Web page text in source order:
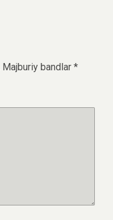
Majburiy bandlar *